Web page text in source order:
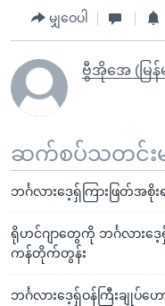
မျှဝေပါ
ဗွီအိုအေ (မြန်
ဆက်စပ်သတင်းမျ
ဘင်္ဂလားဒေ့ရှ်ကြားဖြတ်အ
ရိုဟင်ဂျာတွေကို ဘင်္ဂလား
ကန်တိုက်တွန်း
ဘင်္ဂလားဒေ့ရှ်ဝန်ကြီးချုပ်